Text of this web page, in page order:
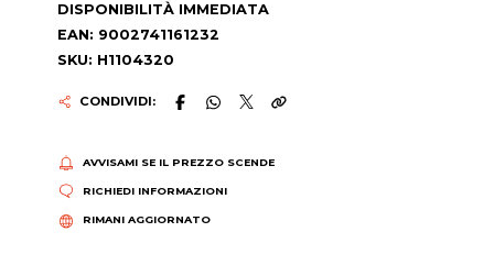
DISPONIBILITÀ IMMEDIATA
EAN: 9002741161232
SKU: H1104320
CONDIVIDI:
AVVISAMI SE IL PREZZO SCENDE
RICHIEDI INFORMAZIONI
RIMANI AGGIORNATO